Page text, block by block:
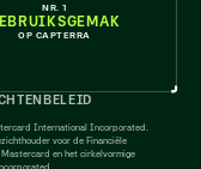
NR. 1
OP CAPTERRA
International Incorporated.
voor de Financiële
en het cirkelvormige